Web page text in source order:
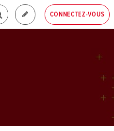
CONNECTEZ-VOUS